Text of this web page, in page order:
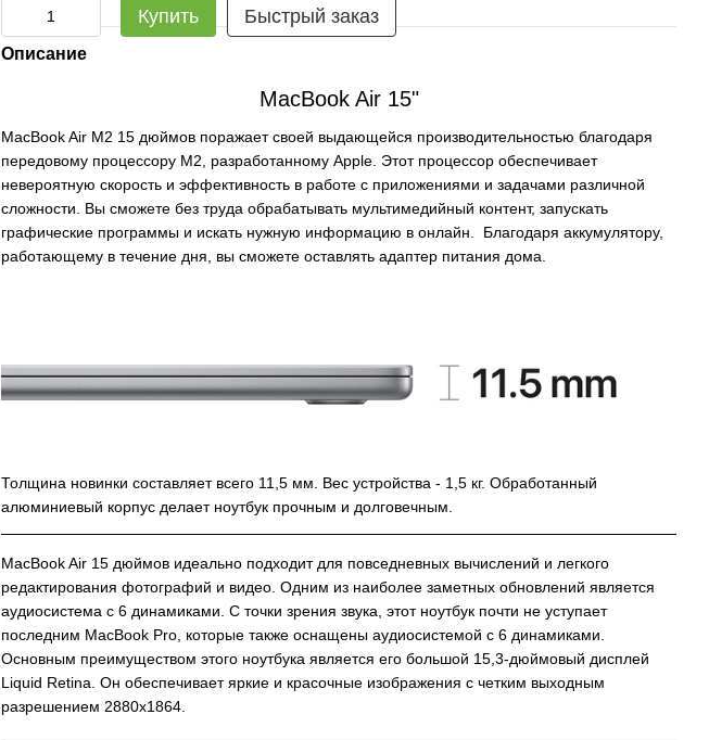
Купить Быстрый заказ
Описание
MacBook Air 15"
MacBook Air M2 15 дюймов поражает своей выдающейся производительностью благодаря
передовому процессору M2, разработанному Apple. Этот процессор обеспечивает
невероятную скорость и эффективность в работе с приложениями и задачами различной
сложности. Вы сможете без труда обрабатывать мультимедийный контент, запускать
графические программы и искать нужную информацию в онлайн. Благодаря аккумулятору,
работающему в течение дня, вы сможете оставлять адаптер питания дома.
Толщина новинки составляет всего 11,5 мм. Вес устройства - 1,5 кг. Обработанный
алюминиевый корпус делает ноутбук прочным и долговечным.
MacBook Air 15 дюймов идеально подходит для повседневных вычислений и легкого
редактирования фотографий и видео. Одним из наиболее заметных обновлений является
аудиосистема с 6 динамиками. С точки зрения звука, этот ноутбук почти не уступает
последним MacBook Pro, которые также оснащены аудиосистемой с 6 динамиками.
Основным преимуществом этого ноутбука является его большой 15,3-дюймовый дисплей
Liquid Retina. Он обеспечивает яркие и красочные изображения с четким выходным
разрешением 2880x1864.